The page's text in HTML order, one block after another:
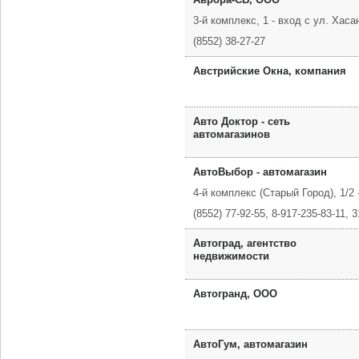
3-й комплекс, 1 - вход с ул.
(8552) 38-27-27
Австрийские Окна, компания
Авто Доктор - сеть
автомагазинов
АвтоВыбор - автомагазин
4-й комплекс (Старый Город), 1/
(8552) 77-92-55, 8-917-235-83-11,
Автоград, агентство
недвижимости
Автогранд, ООО
АвтоГум, автомагазин